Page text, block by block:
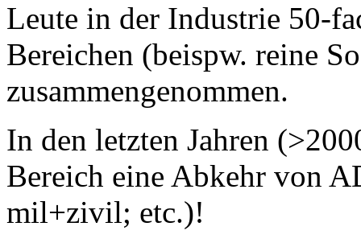
Leute in der Industrie 50-
Bereichen (beispw. reine
zusammengenommen.
In den letzten Jahren
Bereich eine Abkehr von
mil+zivil; etc.)!